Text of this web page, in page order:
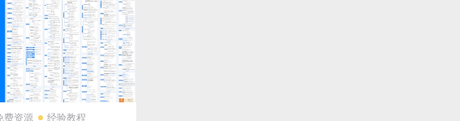
费资源 经验教程